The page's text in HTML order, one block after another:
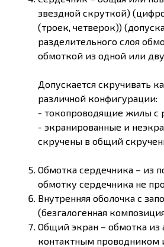
звездной скруткой)
(троек, четверок))
разделительного слоя
обмоткой из одной или
Допускается скручивать
различной конфигурации:
- токопроводящие жилы с
- экранированные и
скручены в общий
Обмотка сердечника – из
обмотку сердечника не
Внутренняя оболочка с
(безгалогенная
Общий экран – обмотка
контактным проводником